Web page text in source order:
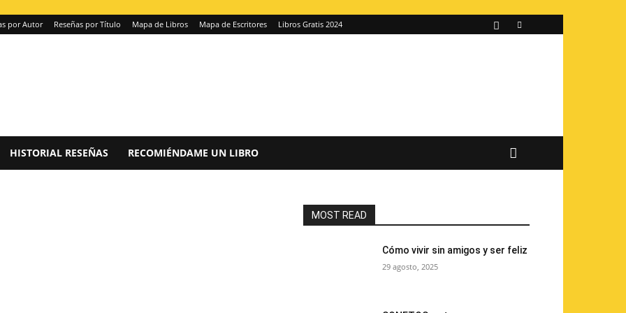
por Autor Reseñas por Título Mapa de Libros Mapa de Escritores Libros Gratis 2024
HISTORIAL RESEÑAS RECOMIÉNDAME UN LIBRO
MOST READ
Cómo vivir sin amigos y ser feliz
29 agosto, 2025